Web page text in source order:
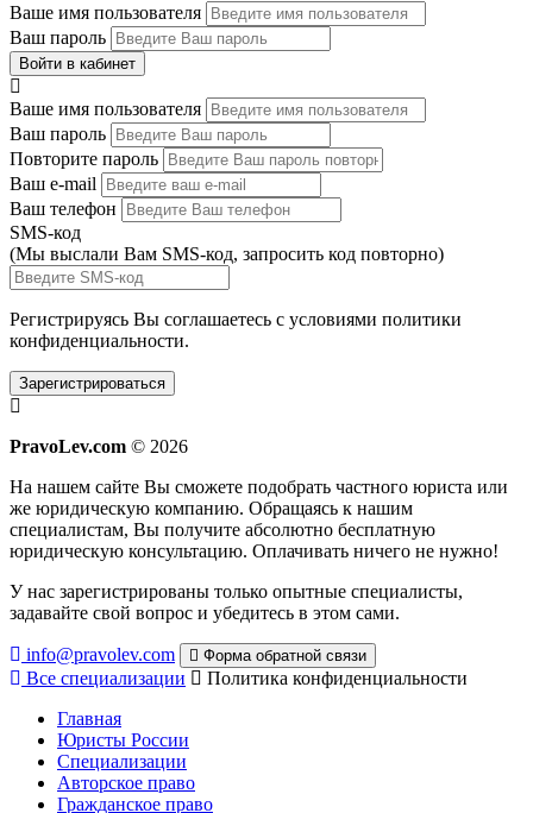
Ваше имя пользователя
Ваш пароль
Войти в кабинет
Ваше имя пользователя
Ваш пароль
Повторите пароль
Ваш e-mail
Ваш телефон
SMS-код
(Мы выслали Вам SMS-код, запросить код повторно)
Регистрируясь Вы соглашаетесь с условиями политики
конфиденциальности.
Зарегистрироваться
PravoLev.com © 2026
На нашем сайте Вы сможете подобрать частного юриста или
же юридическую компанию. Обращаясь к нашим
специалистам, Вы получите абсолютно бесплатную
юридическую консультацию. Оплачивать ничего не нужно!
У нас зарегистрированы только опытные специалисты,
задавайте свой вопрос и убедитесь в этом сами.
info@pravolev.com Форма обратной связи
Все специализации
Политика конфиденциальности
Главная
Юристы России
Специализации
Авторское право
Гражданское право